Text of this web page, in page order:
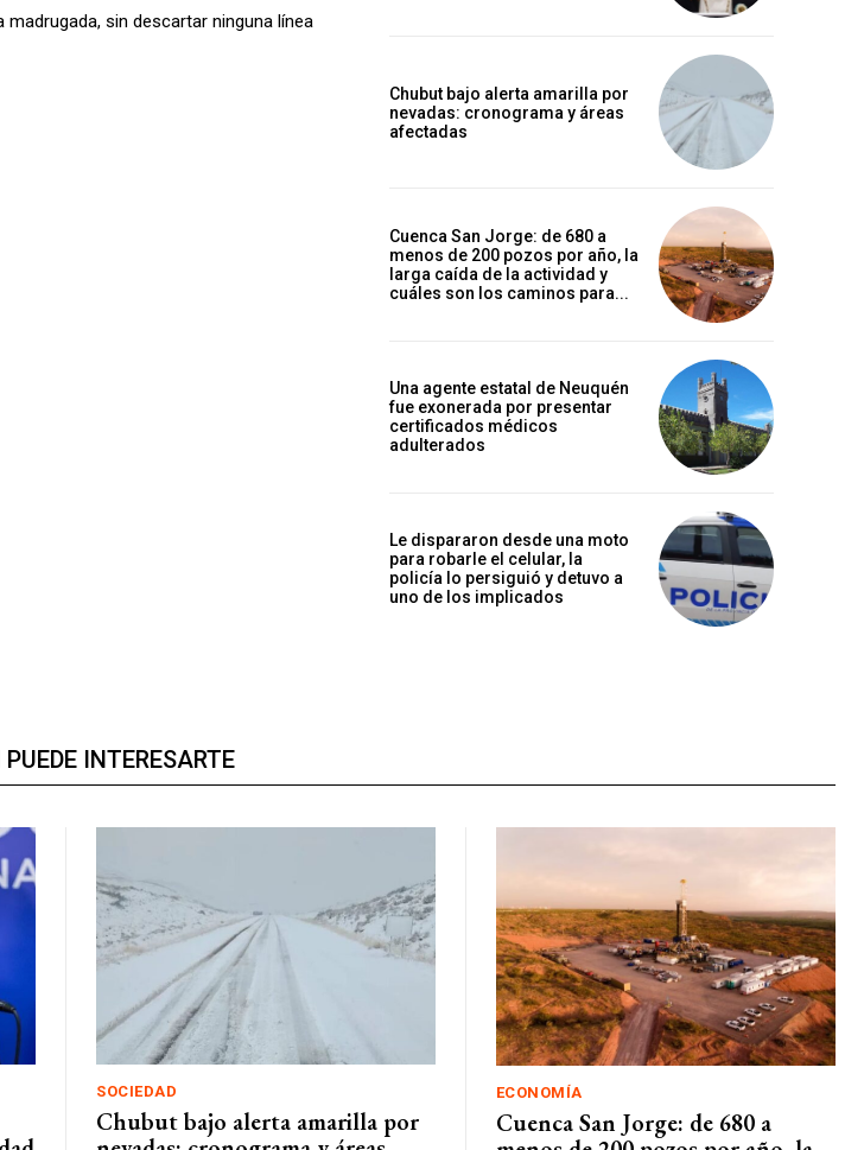
sin descartar ninguna línea
Chubut bajo alerta amarilla por
nevadas: cronograma y áreas
afectadas
Cuenca San Jorge: de 680 a
menos de 200 pozos por año, la
larga caída de la actividad y
cuáles son los caminos para...
Una agente estatal de Neuquén
fue exonerada por presentar
certificados médicos
adulterados
Le dispararon desde una moto
para robarle el celular, la
policía lo persiguió y detuvo a
uno de los implicados
INTERESARTE
SOCIEDAD
Chubut bajo alerta amarilla por
ECONOMÍA
Cuenca San Jorge: de 680 a